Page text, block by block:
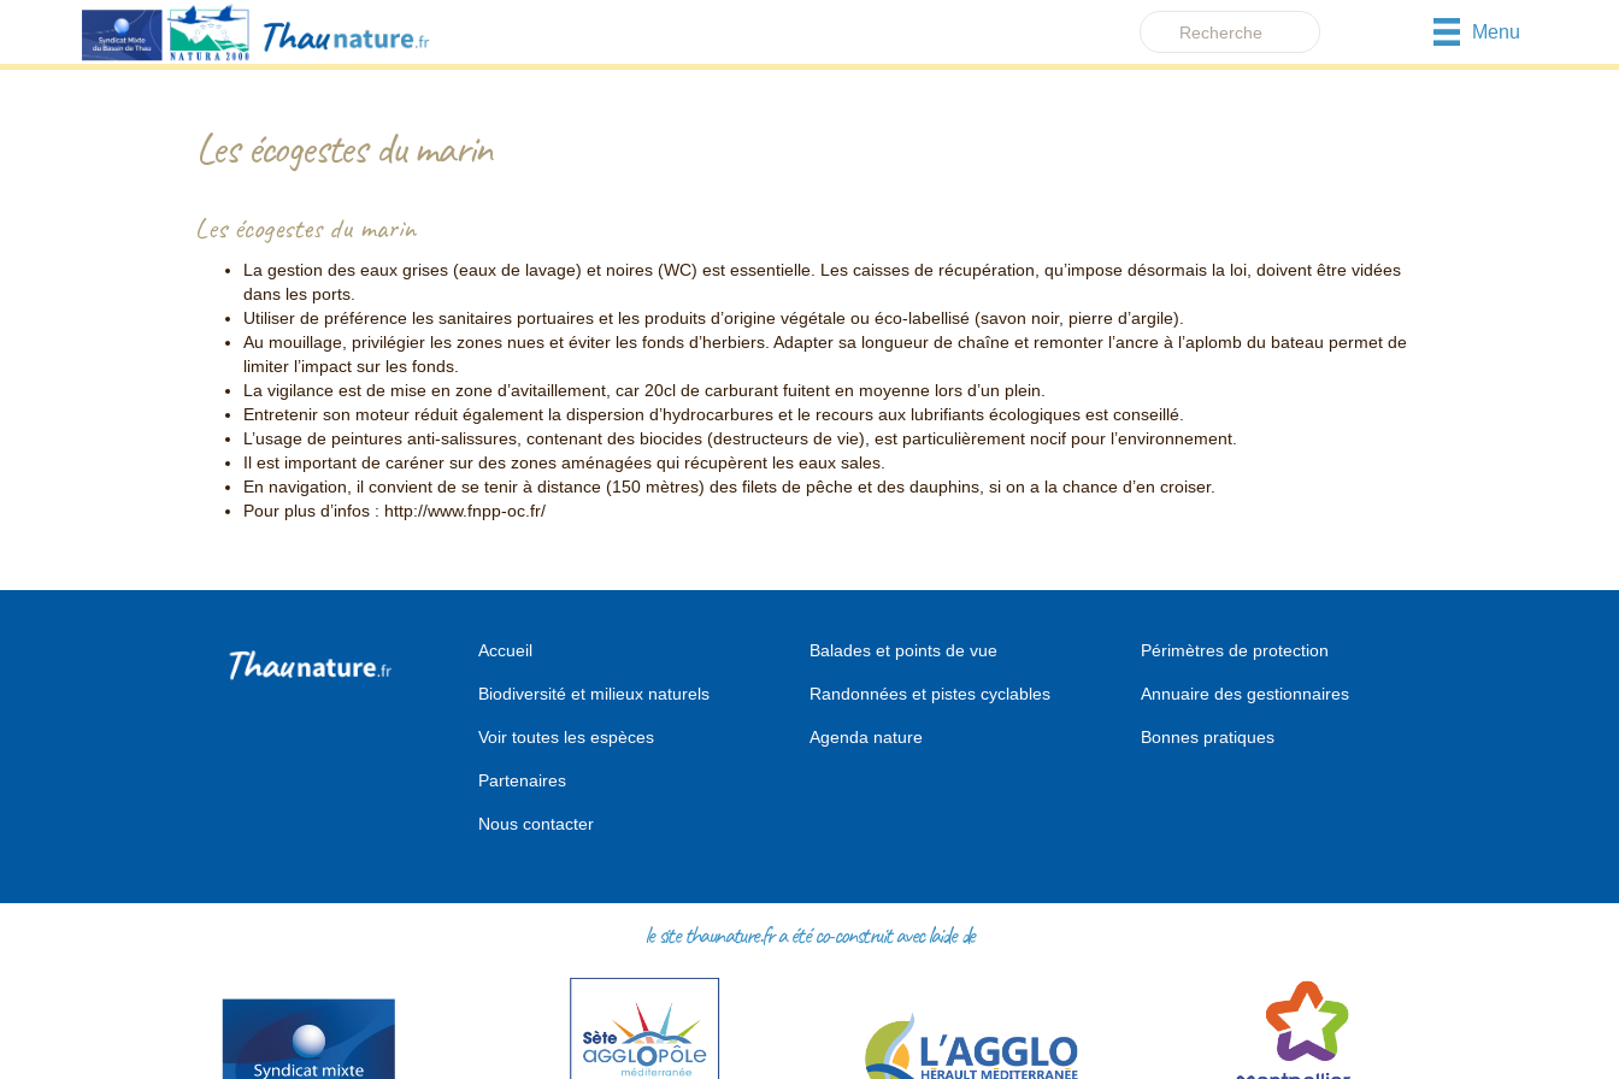
Menu
Les écogestes du marin
Les écogestes du marin
La gestion des eaux grises (eaux de lavage) et noires (WC) est essentielle. Les caisses de récupération, qu’impose désormais la loi, doivent être vidées
dans les ports.
Utiliser de préférence les sanitaires portuaires et les produits d’origine végétale ou éco-labellisé (savon noir, pierre d’argile).
Au mouillage, privilégier les zones nues et éviter les fonds d’herbiers. Adapter sa longueur de chaîne et remonter l’ancre à l’aplomb du bateau permet de
limiter l’impact sur les fonds.
La vigilance est de mise en zone d’avitaillement, car 20cl de carburant fuitent en moyenne lors d’un plein.
Entretenir son moteur réduit également la dispersion d’hydrocarbures et le recours aux lubrifiants écologiques est conseillé.
L’usage de peintures anti-salissures, contenant des biocides (destructeurs de vie), est particulièrement nocif pour l’environnement.
Il est important de caréner sur des zones aménagées qui récupèrent les eaux sales.
En navigation, il convient de se tenir à distance (150 mètres) des filets de pêche et des dauphins, si on a la chance d’en croiser.
Pour plus d’infos : http://www.fnpp-oc.fr/
Accueil
Biodiversité et milieux naturels
Voir toutes les espèces
Partenaires
Nous contacter
Balades et points de vue
Randonnées et pistes cyclables
Agenda nature
Périmètres de protection
Annuaire des gestionnaires
Bonnes pratiques
le site thaunature.fr a été co-construit avec l'aide de